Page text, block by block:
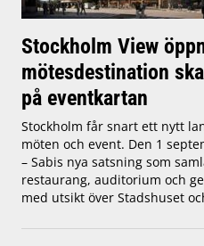
Stockholm View
mötesdestination
på eventkartan
Stockholm får snart ett nytt
möten och event. Den 1
– Sabis nya satsning som
restaurang, auditorium och
med utsikt över Stadshuset